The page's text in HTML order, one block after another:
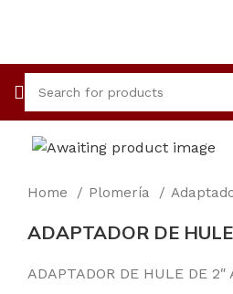
Home Plomería
ADAPTADOR DE
ADAPTADOR DE HULE DE 2″